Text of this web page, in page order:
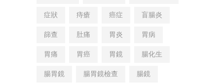
症狀 痔瘡 癌症 盲腸炎
篩查 肚痛 胃炎 胃病
胃痛 胃癌 胃鏡 腸化生
腸胃鏡 腸胃鏡檢查 腸鏡